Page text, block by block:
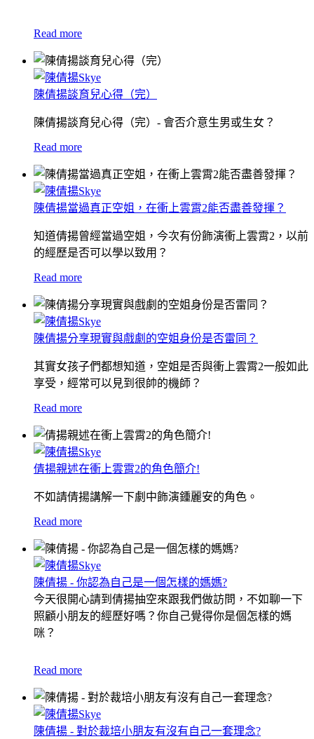
Read more
陳倩揚談育兒心得（完）
陳倩揚談育兒心得（完）- 會否介意生男或生女？
Read more
陳倩揚當過真正空姐，在衝上雲霄2能否盡善發揮？
知道倩揚曾經當過空姐，今次有份飾演衝上雲霄2，以前
的經歷是否可以學以致用？
Read more
陳倩揚分享現實與戲劇的空姐身份是否雷同？
其實女孩子們都想知道，空姐是否與衝上雲霄2一般如此
享受，經常可以見到很帥的機師？
Read more
倩揚親述在衝上雲霄2的角色簡介!
不如請倩揚講解一下劇中飾演鍾麗安的角色。
Read more
陳倩揚 - 你認為自己是一個怎樣的媽媽?
今天很開心請到倩揚抽空來跟我們做訪問，不如聊一下
照顧小朋友的經歷好嗎？ 你自己覺得你是個怎樣的媽
咪？
Read more
陳倩揚 - 對於裁培小朋友有沒有自己一套理念?